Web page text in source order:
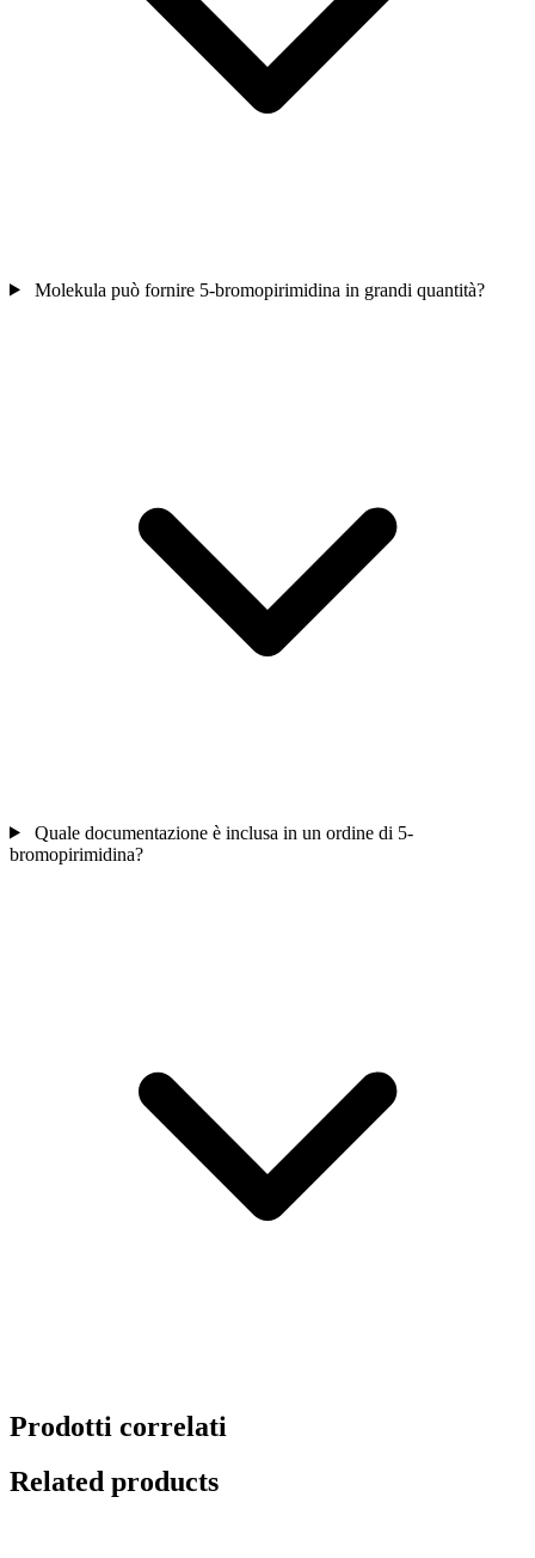
Molekula può fornire 5-bromopirimidina in grandi quantità?
Quale documentazione è inclusa in un ordine di 5-
bromopirimidina?
Prodotti correlati
Related products